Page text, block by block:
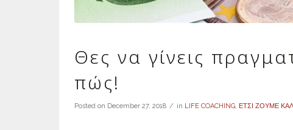
Θες να γίνεις
πώς!
Posted on December 27, 2018 in LIFE COACHING, ΕΤΣΙ ΖΟΥΜΕ